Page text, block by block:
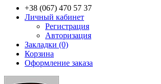
+38 (067) 470 57 37
Личный кабинет
Регистрация
Авторизация
Закладки (0)
Корзина
Оформление заказа